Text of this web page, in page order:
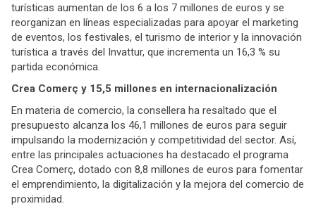
turísticas aumentan de los 6 a los 7 millones de euros y se
reorganizan en líneas especializadas para apoyar el marketing
de eventos, los festivales, el turismo de interior y la innovación
turística a través del Invattur, que incrementa un 16,3 % su
partida económica.
Crea Comerç y 15,5 millones en internacionalización
En materia de comercio, la consellera ha resaltado que el
presupuesto alcanza los 46,1 millones de euros para seguir
impulsando la modernización y competitividad del sector. Así,
entre las principales actuaciones ha destacado el programa
Crea Comerç, dotado con 8,8 millones de euros para fomentar
el emprendimiento, la digitalización y la mejora del comercio de
proximidad.